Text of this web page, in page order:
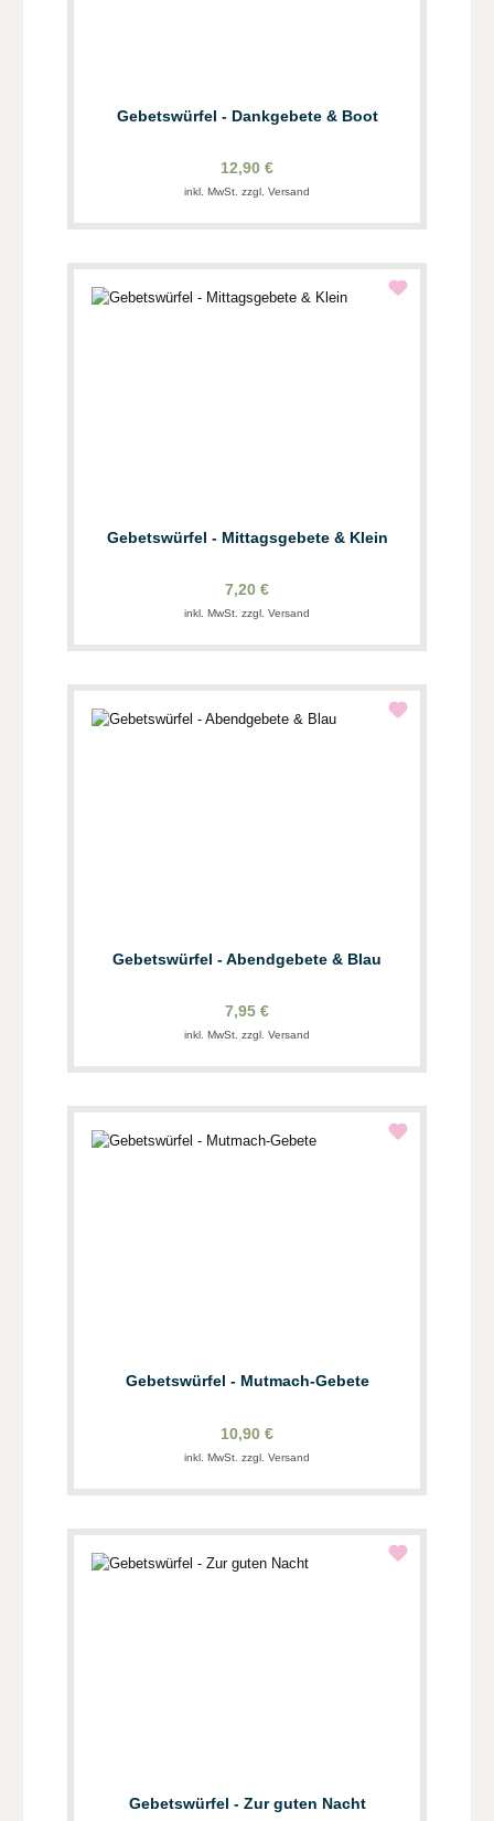
Gebetswürfel - Dankgebete & Boot
12,90 €
inkl. MwSt. zzgl. Versand
Gebetswürfel - Mittagsgebete & Klein
7,20 €
inkl. MwSt. zzgl. Versand
Gebetswürfel - Abendgebete & Blau
7,95 €
inkl. MwSt. zzgl. Versand
Gebetswürfel - Mutmach-Gebete
10,90 €
inkl. MwSt. zzgl. Versand
Gebetswürfel - Zur guten Nacht